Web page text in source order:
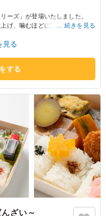
ーズ」が登場いたしました。
げ、噛むほどに鶏の甘味と旨み
もお楽しみいただけます。
っさりとお召し上がりいただけ
けます。
慢の味わいをご賞味ください。
続きを見る
見る
する
ざい～